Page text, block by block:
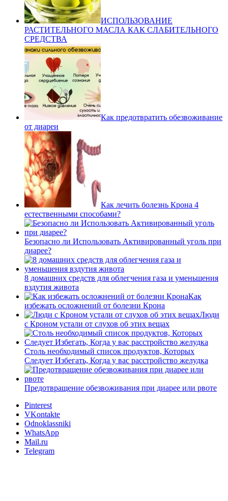
ИСПОЛЬЗОВАНИЕ
РАСТИТЕЛЬНОГО МАСЛА КАК СЛАБИТЕЛЬНОГО
СРЕДСТВА
Как предотвратить обезвоживание
от диареи
Как лечить болезнь Крона 4
естественными способами?
Безопасно ли Использовать Активированный уголь при
диарее?
8 домашних средств для облегчения газа и уменьшения
вздутия живота
Как
избежать осложнений от болезни Крона
Люди
с Кроном устали от слухов об этих вещах
Столь необходимый список продуктов, Которых
Следует Избегать, Когда у вас расстройство желудка
Предотвращение обезвоживания при диарее или рвоте
Pinterest
VKontakte
Odnoklassniki
WhatsApp
Mail.ru
Telegram